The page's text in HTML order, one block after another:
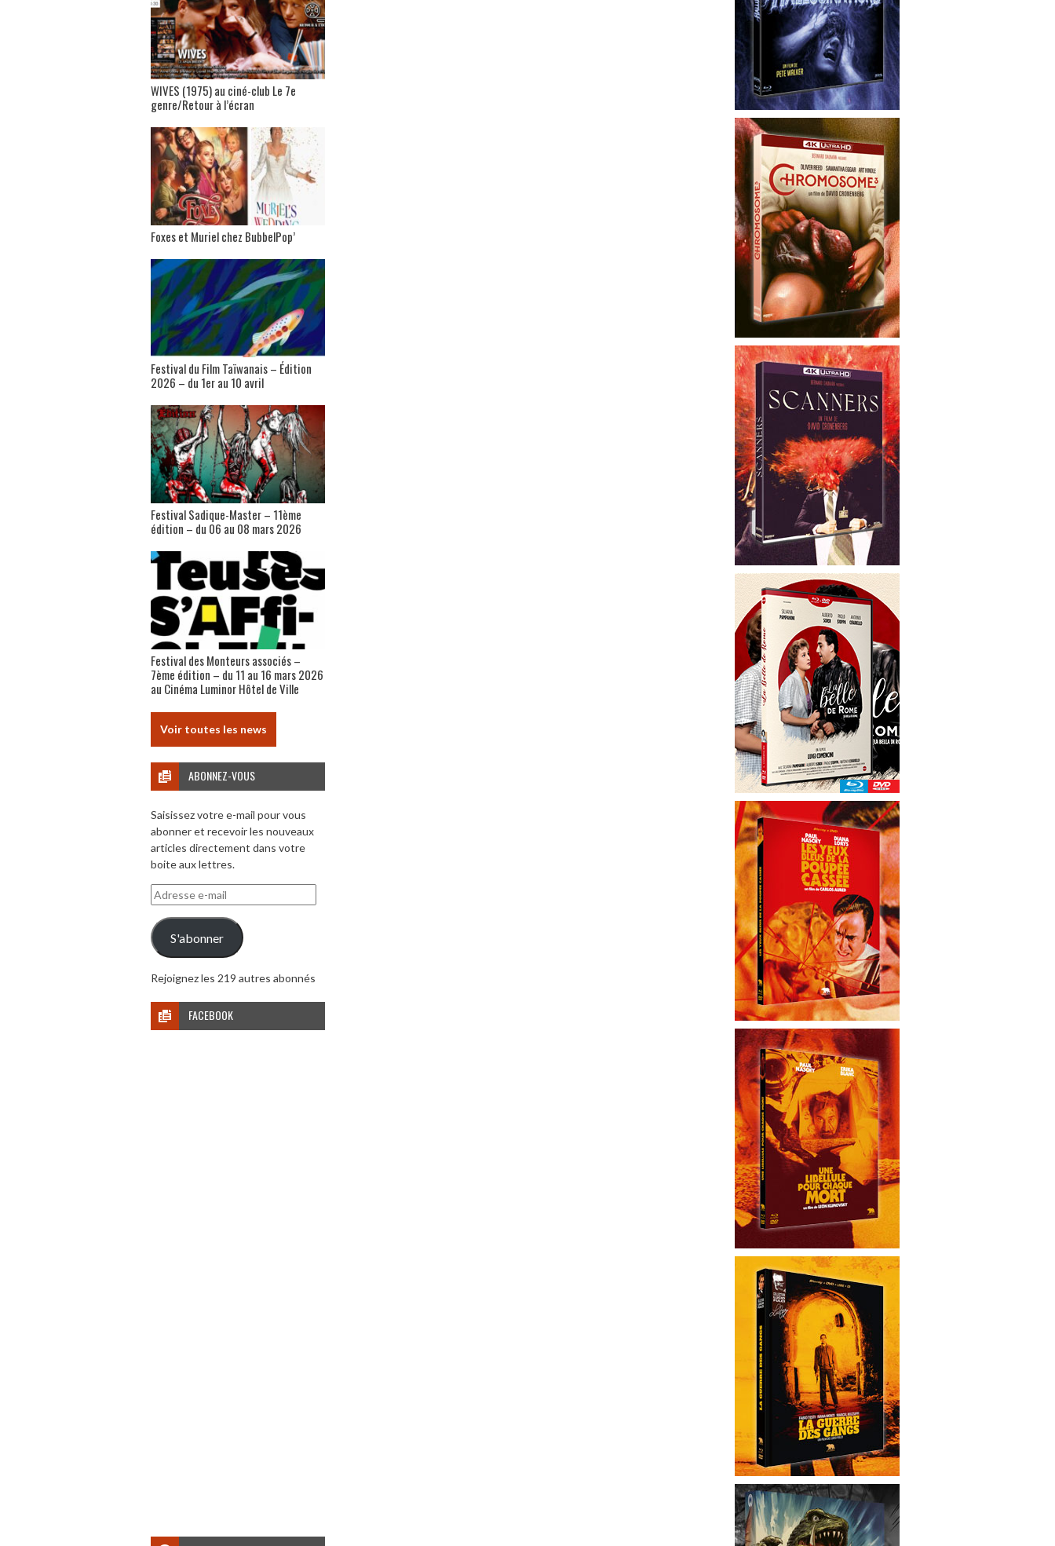
WIVES (1975) au ciné-club Le 7e
genre/Retour à l’écran
Foxes et Muriel chez BubbelPop’
Festival du Film Taïwanais – Édition
2026 – du 1er au 10 avril
Festival Sadique-Master – 11ème
édition – du 06 au 08 mars 2026
Festival des Monteurs associés –
7ème édition – du 11 au 16 mars 2026
au Cinéma Luminor Hôtel de Ville
Voir toutes les news
ABONNEZ-VOUS
Saisissez votre e-mail pour vous
abonner et recevoir les nouveaux
articles directement dans votre
boite aux lettres.
Adresse
e-
mail
S'abonner
Rejoignez les 219 autres abonnés
FACEBOOK